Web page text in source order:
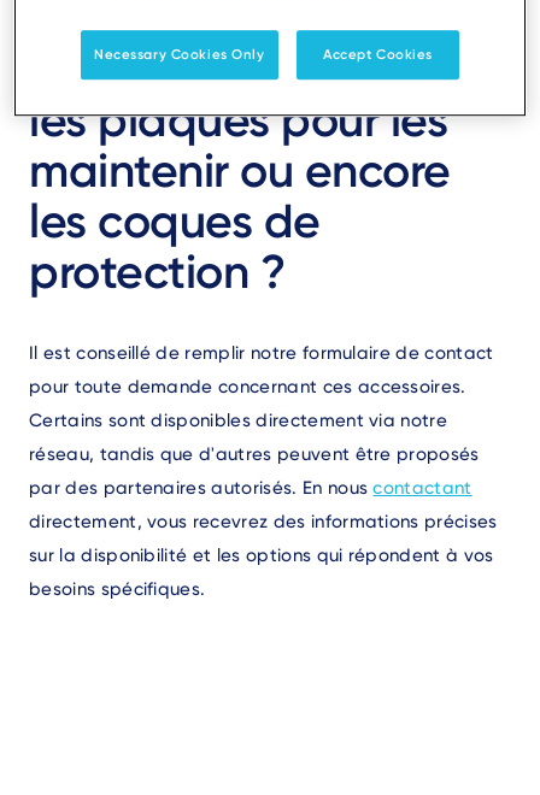
les supports pour
poser les terminaux,
les plaques pour les
maintenir ou encore
les coques de
protection ?
Il est conseillé de remplir notre formulaire de contact
pour toute demande concernant ces accessoires.
Certains sont disponibles directement via notre
réseau, tandis que d'autres peuvent être proposés
par des partenaires autorisés. En nouscontactant
directement, vous recevrez des informations précises
sur la disponibilité et les options qui répondent à vos
besoins spécifiques.
Necessary Cookies Only Accept Cookies